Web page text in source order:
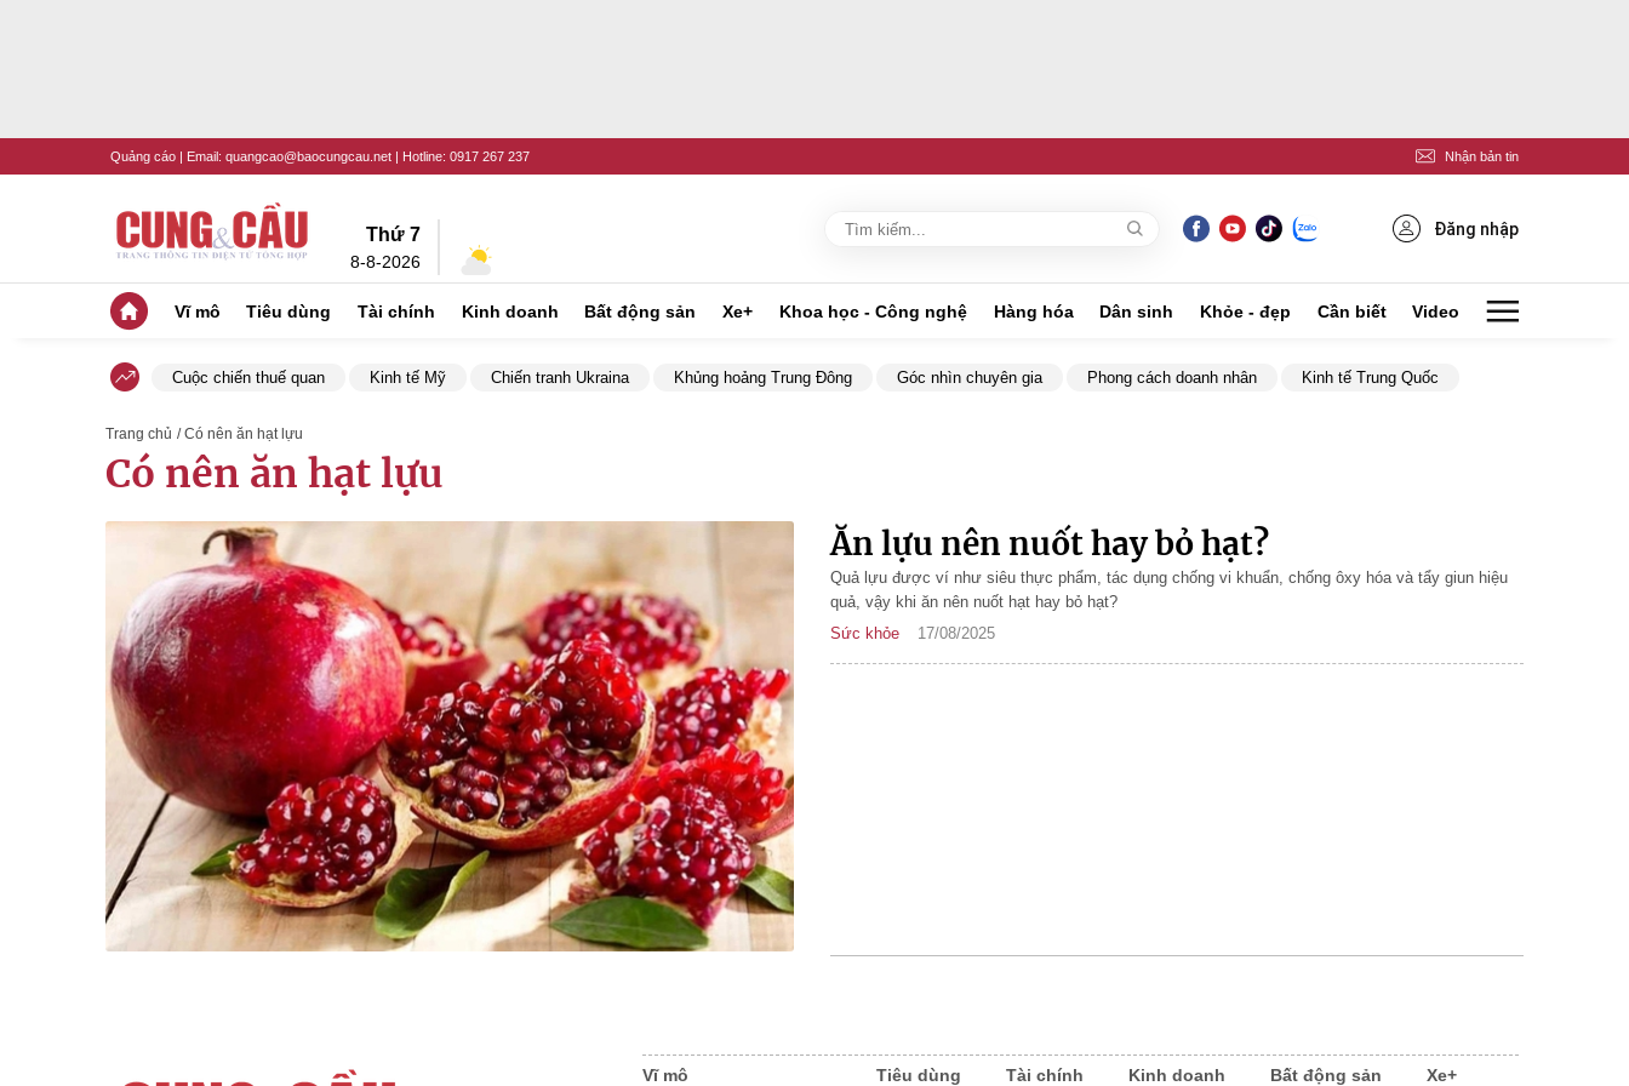
Quảng cáo | Email: quangcao@baocungcau.net | Hotline: 0917 267 237 Nhận bản tin
Thứ 7
8-8-2026
Đăng nhập
Vĩ mô Tiêu dùng Tài chính Kinh doanh Bất động sản Xe+ Khoa học - Công nghệ Hàng hóa Dân sinh Khỏe - đẹp Cần biết Video
Cuộc chiến thuế quan Kinh tế Mỹ Chiến tranh Ukraina Khủng hoảng Trung Đông Góc nhìn chuyên gia Phong cách doanh nhân Kinh tế Trung Quốc
Trang chủ / Có nên ăn hạt lựu
Có nên ăn hạt lựu
Ăn lựu nên nuốt hay bỏ hạt?
Quả lựu được ví như siêu thực phẩm, tác dụng chống vi khuẩn, chống ôxy hóa và tẩy giun hiệu
quả, vậy khi ăn nên nuốt hạt hay bỏ hạt?
Sức khỏe
17/08/2025
Vĩ mô Tiêu dùng Tài chính Kinh doanh Bất động sản Xe+